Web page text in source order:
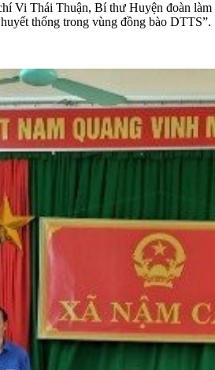
Vi Thái Thuận, Bí thư Huyện đoàn
thống trong vùng đồng bào DTTS”.